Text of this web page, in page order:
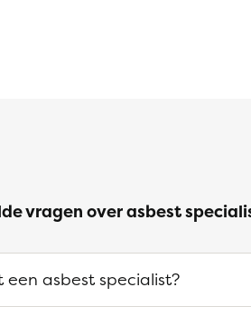
vragen over asbest
een asbest specialist?